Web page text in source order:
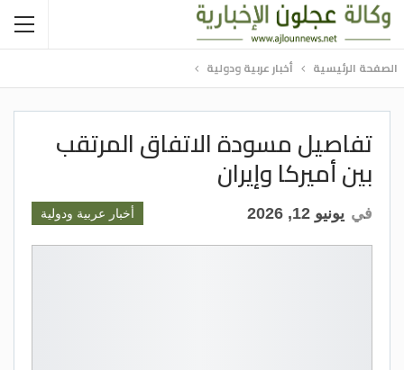
الصفحة الرئيسية أخبار عربية ودولية
تفاصيل مسودة الاتفاق المرتقب
بين أميركا وإيران
أخبار عربية ودولية في يونيو 12, 2026